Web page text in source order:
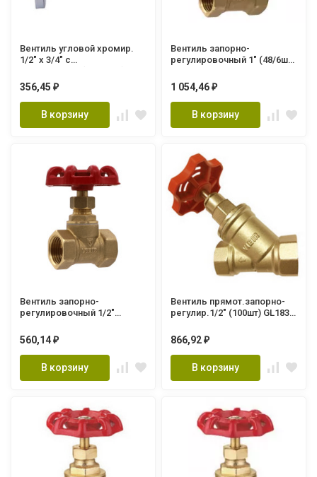
Вентиль угловой хромир.
1/2" х 3/4" с
VER58
356,45 ₽
В корзину
Вентиль запорно-
регулировочный 1" (48/6шт)
1 054,46 ₽
В корзину
Вентиль запорно-
регулировочный 1/2"
560,14 ₽
В корзину
Вентиль прямот.запорно-
регулир.1/2" (100шт) GL183
866,92 ₽
В корзину